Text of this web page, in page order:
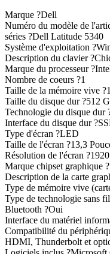
Marque ?Dell
Numéro du modèle de
séries ?Dell Latitude 5340
Système d'exploitation
Description du clavier
Marque du processeur
Nombre de coeurs ?1
Taille de la mémoire vive
Taille du disque dur ?512
Technologie du disque dur
Interface du disque dur
Type d'écran ?LED
Taille de l'écran ?13,3
Résolution de l'écran
Marque chipset graphique
Description de la carte
Type de mémoire vive
Type de technologie sans
Bluetooth ?Oui
Interface du matériel
Compatibilité du
HDMI, Thunderbolt et